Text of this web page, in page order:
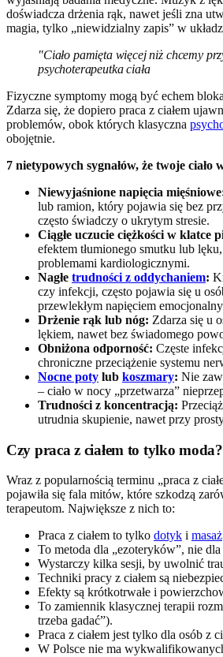
doświadcza drżenia rąk, nawet jeśli zna
magia, tylko „niewidzialny zapis” w
"Ciało pamięta więcej niż chcemy
psychoterapeutka ciała
Fizyczne symptomy mogą być echem
Zdarza się, że dopiero praca z ciałem
problemów, obok których klasyczna
obojętnie.
7 nietypowych sygnałów, że twoje ciało
Niewyjaśnione napięcia
lub ramion, który pojawia się bez
często świadczy o ukrytym stresie.
Ciągłe uczucie ciężkości w klatce
efektem tłumionego smutku lub
problemami kardiologicznymi.
Nagłe trudności z oddychaniem:
czy infekcji, często pojawia się u
przewlekłym napięciem
Drżenie rąk lub nóg: Zdarza się u
lękiem, nawet bez świadomego
Obniżona odporność: Częste
chroniczne przeciążenie systemu
Nocne poty lub koszmary: Nie
– ciało w nocy „przetwarza”
Trudności z koncentracją:
utrudnia skupienie, nawet przy
Czy praca z ciałem to tylko
Wraz z popularnością terminu „praca z
pojawiła się fala mitów, które szkodzą
terapeutom. Największe z nich to:
Praca z ciałem to tylko dotyk i masaż
To metoda dla „ezoteryków”, nie
Wystarczy kilka sesji, by uwolnić
Techniki pracy z ciałem są
Efekty są krótkotrwałe i
To zamiennik klasycznej terapii
trzeba gadać”).
Praca z ciałem jest tylko dla osób z
W Polsce nie ma